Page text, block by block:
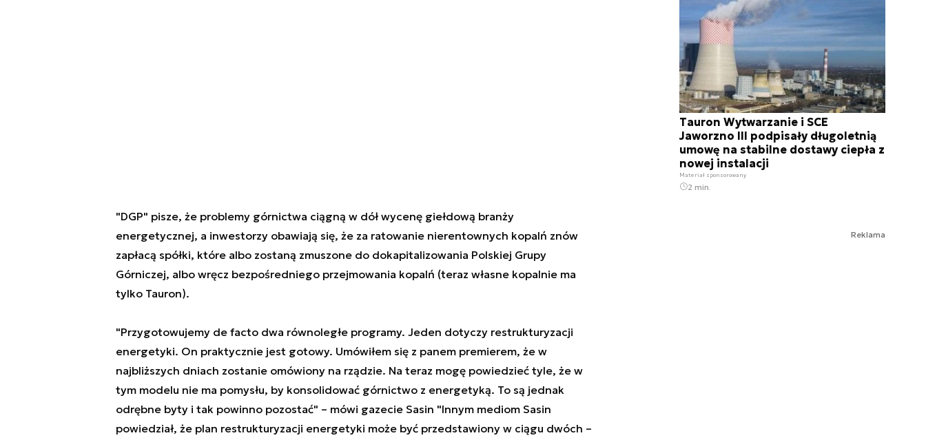
"DGP" pisze, że problemy górnictwa ciągną w dół wycenę giełdową branży
energetycznej, a inwestorzy obawiają się, że za ratowanie nierentownych kopalń znów
zapłacą spółki, które albo zostaną zmuszone do dokapitalizowania Polskiej Grupy
Górniczej, albo wręcz bezpośredniego przejmowania kopalń (teraz własne kopalnie ma
tylko Tauron).
"Przygotowujemy de facto dwa równoległe programy. Jeden dotyczy restrukturyzacji
energetyki. On praktycznie jest gotowy. Umówiłem się z panem premierem, że w
najbliższych dniach zostanie omówiony na rządzie. Na teraz mogę powiedzieć tyle, że w
tym modelu nie ma pomysłu, by konsolidować górnictwo z energetyką. To są jednak
odrębne byty i tak powinno pozostać" – mówi gazecie Sasin "Innym mediom Sasin
powiedział, że plan restrukturyzacji energetyki może być przedstawiony w ciągu dwóch –
Tauron Wytwarzanie i SCE
Jaworzno III podpisały długoletnią
umowę na stabilne dostawy ciepła z
nowej instalacji
Materiał sponsorowany
2 min.
Reklama